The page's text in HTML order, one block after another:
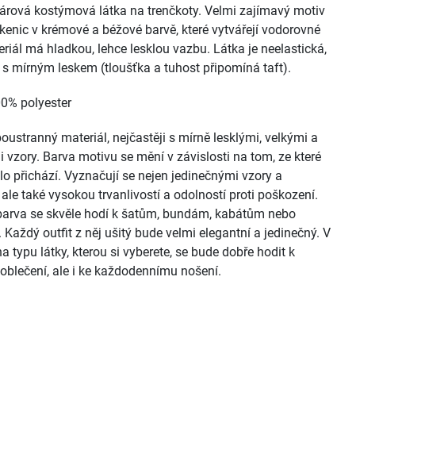
kostýmová látka na trenčkoty. Velmi zajímavý motiv
v krémové a béžové barvě, které vytvářejí vodorovné
má hladkou, lehce lesklou vazbu. Látka je neelastická,
s mírným leskem (tloušťka a tuhost připomíná taft).
polyester
materiál, nejčastěji s mírně lesklými, velkými a
vzory. Barva motivu se mění v závislosti na tom, ze které
přichází. Vyznačují se nejen jedinečnými vzory a
také vysokou trvanlivostí a odolností proti poškození.
se skvěle hodí k šatům, bundám, kabátům nebo
Každý outfit z něj ušitý bude velmi elegantní a jedinečný. V
typu látky, kterou si vyberete, se bude dobře hodit k
ale i ke každodennímu nošení.